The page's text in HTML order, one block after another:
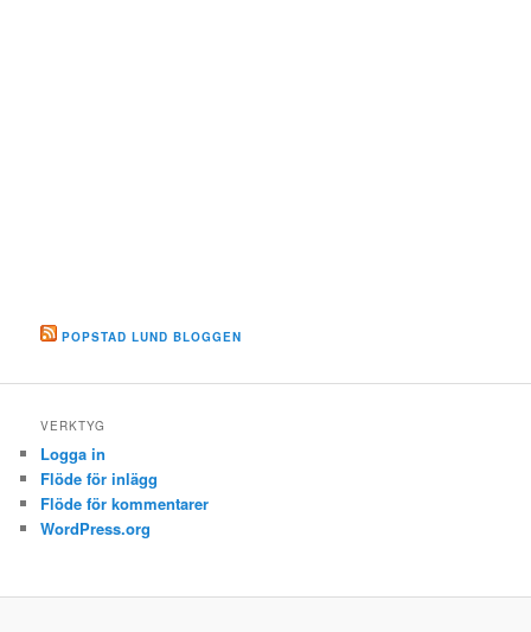
POPSTAD LUND BLOGGEN
VERKTYG
Logga in
Flöde för inlägg
Flöde för kommentarer
WordPress.org